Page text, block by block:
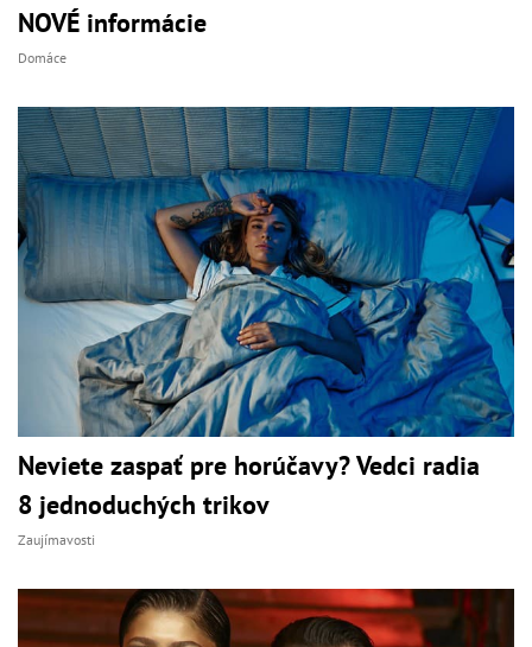
NOVÉ informácie
Domáce
Neviete zaspať pre horúčavy? Vedci radia
8 jednoduchých trikov
Zaujímavosti